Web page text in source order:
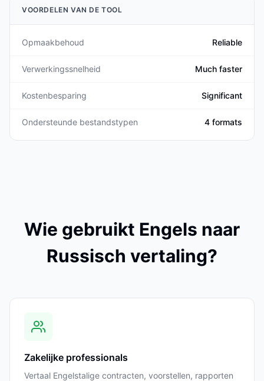
VOORDELEN VAN DE TOOL
Opmaakbehoud Reliable
Verwerkingssnelheid Much faster
Kostenbesparing Significant
Ondersteunde bestandstypen 4 formats
Wie gebruikt Engels naar
Russisch vertaling?
Zakelijke professionals
Vertaal Engelstalige contracten, voorstellen, rapporten